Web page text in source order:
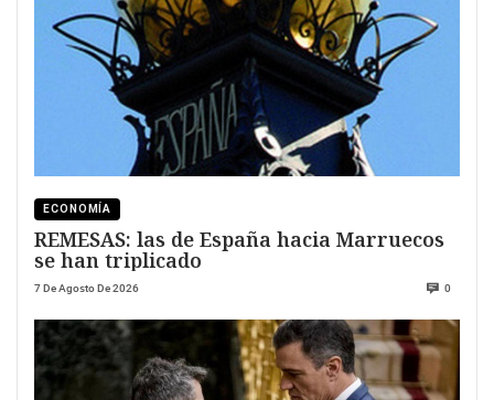
ECONOMÍA
REMESAS: las de España hacia Marruecos
se han triplicado
7 De Agosto De 2026 0